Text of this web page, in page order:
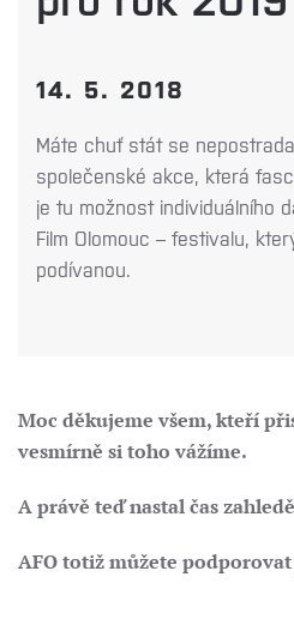
14. 5. 2018
Máte chuť stát se
společenské akce, která
je tu možnost individuálního
Film Olomouc – festivalu,
podívanou.
Moc děkujeme všem, kteří
vesmírně si toho vážíme.
A právě teď nastal čas
AFO totiž můžete